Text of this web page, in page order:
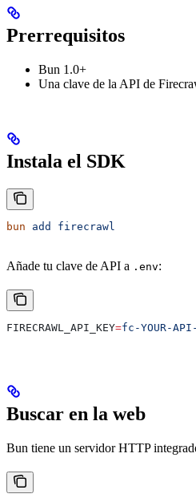
Prerrequisitos
Bun 1.0+
Una clave de la API de
Instala el SDK
bun add firecrawl
Añade tu clave de API a .env:
FIRECRAWL_API_KEY=fc-YOUR-
Buscar en la web
Bun tiene un servidor HTTP